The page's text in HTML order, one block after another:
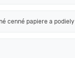
cenné papiere a podiely